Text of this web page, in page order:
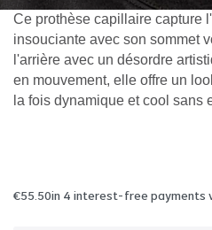
Ce prothèse capillaire capture
insouciante avec son sommet
l'arrière avec un désordre
en mouvement, elle offre un
la fois dynamique et cool sans
€55.50in 4 interest-free payments